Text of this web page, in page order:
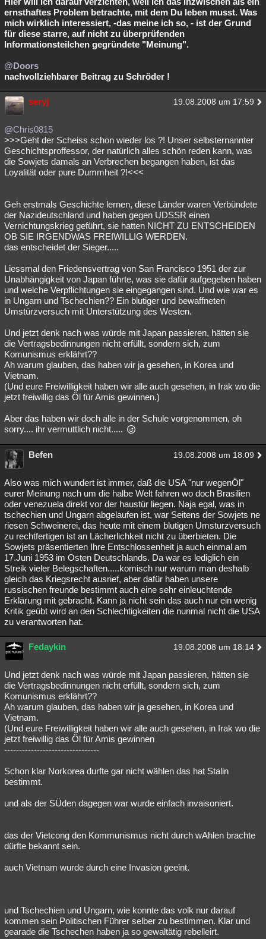
ernsthaftes Problem betrachte, mit dem Du leben musst. Was
mich wirklich interessiert, -das meine ich so, - ist der Grund
für diese starre, auf nicht zu überprüfenden
Informationsteilchen gegründete "Meinung".
@Doors
nachvollziehbarer Beitrag zu Schröder !
seryj 19.08.2008 um 17:59
@Chris0815
>>>Geht der Scheiss schon wieder los ?! Unser selbsternannter
Geschichtsproffessor, der natürlich alles schön reden kann, was
die Sowjets damals an Verbrechen begangen haben, ist das
Loyalität oder pure Dummheit ?!<<<
Geh erstmals Geschichte lernen, diese Länder waren Verbündete
der Nazideutschland und haben gegen UDSSR einen
Vernichtungskrieg geführt, sie hatten NICHT ZU ENTSCHEIDEN
OB SIE IRGENDWAS FREIWILLIG WERDEN.
das entscheidet der Sieger.....
Liessmal den Friedensvertrag von San Francisco 1951 der zur
Unabhängigkeit von Japan führte, was sie dafür aufgegeben haben
und welche Verpflichtungen sie eingegangen sind. Und wie war es
in Ungarn und Tschechien?? Ein blutiger und bewaffneten
Umstürzversuch mit Unterstützung des Westen.
Und jetzt denk nach was würde mit Japan passieren, hätten sie
die Vertragsbedinnungen nicht erfüllt, sondern sich, zum
Komunismus erklährt??
Ah warum glauben, das haben wir ja gesehen, in Korea und
Vietnam.
(Und eure Freiwilligkeit haben wir alle auch gesehen, in Irak wo die
jetzt freiwillig das Öl für Amis gewinnen.)
Aber das haben wir doch alle in der Schule vorgenommen, oh
sorry.... ihr vermuttlich nicht.....
Befen 19.08.2008 um 18:09
Also was mich wundert ist immer, daß die USA "nur wegenÖl"
eurer Meinung nach um die halbe Welt fahren wo doch Brasilien
oder venezuela direkt vor der haustür liegen. Naja egal, was in
tschechien und Ungarn abgelaufen ist, war Seitens der Sowjets ne
riesen Schweinerei, das heute mit einem blutigen Umsturzversuch
zu rechtfertigen ist an Lächerlichkeit nicht zu überbieten. Die
Sowjets präsentierten Ihre Entschlossenheit ja auch einmal am
17.Juni 1953 im Osten Deutschlands. Da war es lediglich ein
Streik vieler Belegschaften.....komisch nur warum man deshalb
gleich das Kriegsrecht ausrief, aber dafür haben unsere
russischen freunde bestimmt auch eine sehr einleuchtende
Erklärung mit gebracht. Kann ja nicht sein das auch nur ein wenig
Kritik geübt wird an den Schlechtigkeiten die nunmal nicht die USA
zu verantworten hat.
Fedaykin 19.08.2008 um 18:14
Und jetzt denk nach was würde mit Japan passieren, hätten sie
die Vertragsbedinnungen nicht erfüllt, sondern sich, zum
Komunismus erklährt??
Ah warum glauben, das haben wir ja gesehen, in Korea und
Vietnam.
(Und eure Freiwilligkeit haben wir alle auch gesehen, in Irak wo die
jetzt freiwillig das Öl für Amis gewinnen
--------------------------------
Schon klar Norkorea durfte gar nicht wählen das hat Stalin
bestimmt.
und als der SÜden dagegen war wurde einfach invaisoniert.
das der Vietcong den Kommunismus nicht durch wAhlen brachte
dürfte bekannt sein.
auch Vietnam wurde durch eine Invasion geeint.
und Tschechien und Ungarn, wie konnte das volk nur darauf
kommen sein Politischen Führer selber zu bestimmen. Klar und
gearade die Tschechen haben ja so gewaltätig rebelleirt.